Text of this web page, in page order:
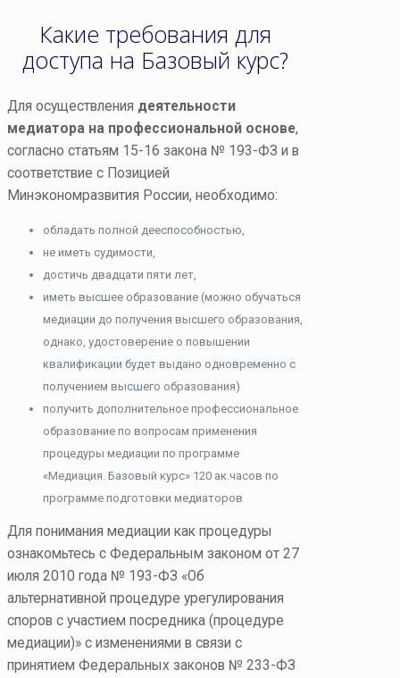
Какие требования для
доступа на Базовый курс?
Для осуществления деятельности
медиатора на профессиональной основе,
согласно статьям 15-16 закона № 193-ФЗ и в
соответствие с Позицией
Минэкономразвития России, необходимо:
обладать полной дееспособностью,
не иметь судимости,
достичь двадцати пяти лет,
иметь высшее образование (можно обучаться
медиации до получения высшего образования,
однако, удостоверение о повышении
квалификации будет выдано одновременно с
получением высшего образования)
получить дополнительное профессиональное
образование по вопросам применения
процедуры медиации по программе
«Медиация. Базовый курс» 120 ак.часов по
программе подготовки медиаторов
Для понимания медиации как процедуры
ознакомьтесь с Федеральным законом от 27
июля 2010 года № 193-ФЗ «Об
альтернативной процедуре урегулирования
споров с участием посредника (процедуре
медиации)» с изменениями в связи с
принятием Федеральных законов № 233-ФЗ